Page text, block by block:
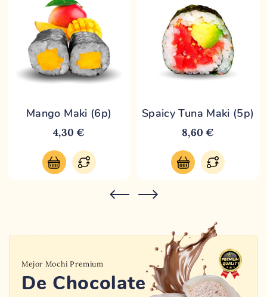
Mango Maki (6p)
4,30 €
Spaicy Tuna Maki (5p)
8,60 €
Mejor Mochi Premium
De Chocolate